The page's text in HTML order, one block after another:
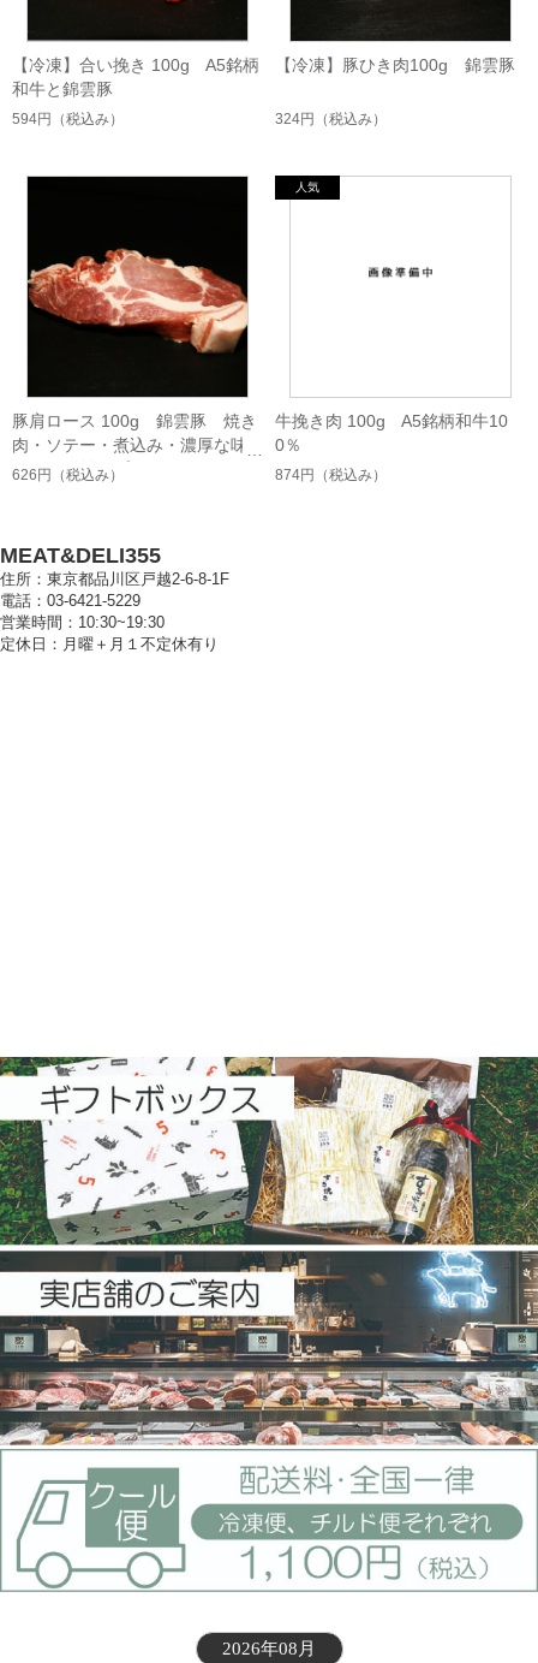
【冷凍】合い挽き 100g A5銘柄
和牛と錦雲豚
594円 （税込み）
【冷凍】豚ひき肉100g 錦雲豚
324円 （税込み）
豚肩ロース 100g 錦雲豚 焼き
肉・ソテー・煮込み・濃厚な味
わい・贈答・プレゼント
626円 （税込み）
牛挽き肉 100g A5銘柄和牛10
0％
874円 （税込み）
MEAT&DELI355
住所：東京都品川区戸越2-6-8-1F
電話：03-6421-5229
営業時間：10:30~19:30
定休日：月曜＋月１不定休有り
2026年08月